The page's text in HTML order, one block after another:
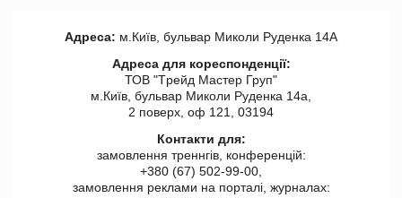
Адреса: м.Київ, бульвар Миколи Руденка 14А
Адреса для кореспонденції:
ТОВ "Tрейд Мастер Груп"
м.Київ, бульвар Миколи Руденка 14а,
2 поверх, оф 121, 03194
Контакти для:
замовлення треннгів, конференцій:
+380 (67) 502-99-00,
замовлення реклами на порталі, журналах: